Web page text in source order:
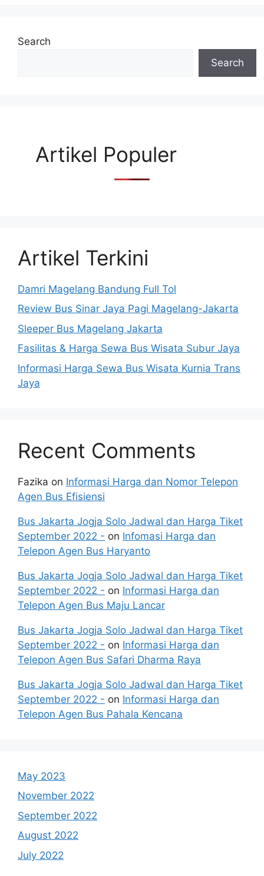
Search
Search
Artikel Populer
Artikel Terkini
Damri Magelang Bandung Full Tol
Review Bus Sinar Jaya Pagi Magelang-Jakarta
Sleeper Bus Magelang Jakarta
Fasilitas & Harga Sewa Bus Wisata Subur Jaya
Informasi Harga Sewa Bus Wisata Kurnia Trans
Jaya
Recent Comments
Fazika on Informasi Harga dan Nomor Telepon
Agen Bus Efisiensi
Bus Jakarta Jogja Solo Jadwal dan Harga Tiket
September 2022 - on Infomasi Harga dan
Telepon Agen Bus Haryanto
Bus Jakarta Jogja Solo Jadwal dan Harga Tiket
September 2022 - on Informasi Harga dan
Telepon Agen Bus Maju Lancar
Bus Jakarta Jogja Solo Jadwal dan Harga Tiket
September 2022 - on Informasi Harga dan
Telepon Agen Bus Safari Dharma Raya
Bus Jakarta Jogja Solo Jadwal dan Harga Tiket
September 2022 - on Informasi Harga dan
Telepon Agen Bus Pahala Kencana
May 2023
November 2022
September 2022
August 2022
July 2022